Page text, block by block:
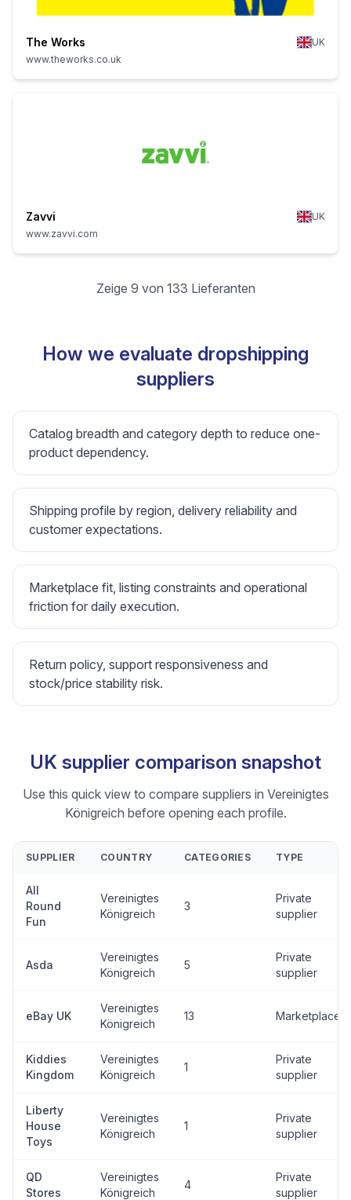
The Works
UK
www.theworks.co.uk
Zavvi
UK
www.zavvi.com
Zeige 9 von 133 Lieferanten
How we evaluate dropshipping
suppliers
Catalog breadth and category depth to reduce one-
product dependency.
Shipping profile by region, delivery reliability and
customer expectations.
Marketplace fit, listing constraints and operational
friction for daily execution.
Return policy, support responsiveness and
stock/price stability risk.
UK supplier comparison snapshot
Use this quick view to compare suppliers in Vereinigtes
Königreich before opening each profile.
SUPPLIER COUNTRY CATEGORIES TYPE
All
Round
Fun
Vereinigtes
Königreich
3
Private
supplier
Asda
Vereinigtes
Königreich
5
Private
supplier
eBay UK
Vereinigtes
Königreich
13 Marketplace
Kiddies
Kingdom
Vereinigtes
Königreich
1
Private
supplier
Liberty
House
Toys
Vereinigtes
Königreich
1
Private
supplier
QD
Stores
Vereinigtes
Königreich
4
Private
supplier